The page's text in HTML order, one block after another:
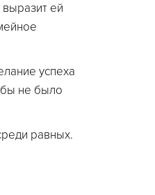
ей
успеха
не было
равных.